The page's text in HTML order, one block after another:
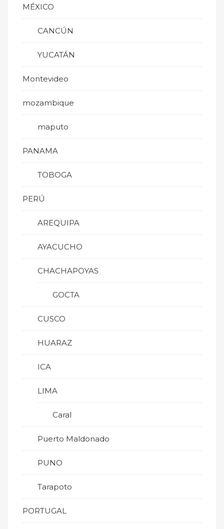
MÉXICO
CANCÚN
YUCATÁN
Montevideo
mozambique
maputo
PANAMA
TOBOGA
PERÚ
AREQUIPA
AYACUCHO
CHACHAPOYAS
GOCTA
CUSCO
HUARAZ
ICA
LIMA
Caral
Puerto Maldonado
PUNO
Tarapoto
PORTUGAL